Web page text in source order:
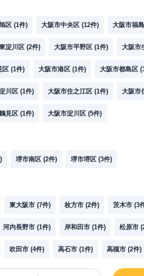
区 (1件) 大阪市中央区 (12件) 大阪市福
淀川区 (2件) 大阪市平野区 (1件) 大阪市
区 (1件) 大阪市港区 (1件) 大阪市都島区 (
川区 (1件) 大阪市住之江区 (1件) 大阪市
見区 (1件) 大阪市淀川区 (5件)
堺市南区 (2件) 堺市堺区 (3件)
東大阪市 (7件) 枚方市 (2件) 茨木市 (3
河内長野市 (1件) 岸和田市 (1件) 松原市 (
吹田市 (4件) 高石市 (1件) 高槻市 (2件)